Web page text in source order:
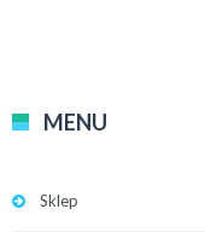
MENU
Sklep